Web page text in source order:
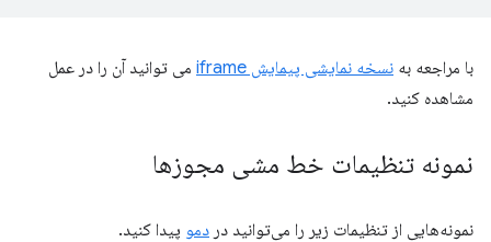
با مراجعه به نسخه نمایشی پیمایش iframe
می توانید آن را در عمل
مشاهده کنید.
نمونه تنظیمات خط مشی مجوزها
نمونه‌هایی از تنظیمات زیر را می‌توانید در دمو پیدا کنید.